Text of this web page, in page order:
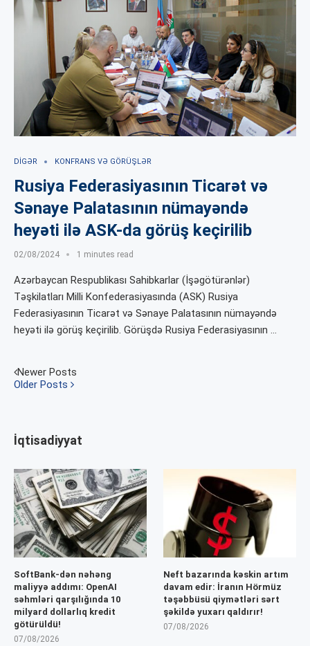
DIGƏR KONFRANS VƏ GÖRÜŞLƏR
Rusiya Federasiyasının Ticarət və
Sənaye Palatasının nümayəndə
heyəti ilə ASK-da görüş keçirilib
02/08/2024 1 minutes read
Azərbaycan Respublikası Sahibkarlar (İşəgötürənlər)
Təşkilatları Milli Konfederasiyasında (ASK) Rusiya
Federasiyasının Ticarət və Sənaye Palatasının nümayəndə
heyəti ilə görüş keçirilib. Görüşdə Rusiya Federasiyasının …
Newer Posts
Older Posts
İqtisadiyyat
SoftBank-dən nəhəng
maliyyə addımı: OpenAI
səhmləri qarşılığında 10
milyard dollarlıq kredit
götürüldü!
07/08/2026
Neft bazarında kəskin artım
davam edir: İranın Hörmüz
təşəbbüsü qiymətləri sərt
şəkildə yuxarı qaldırır!
07/08/2026